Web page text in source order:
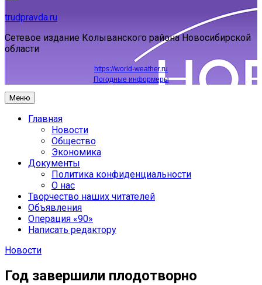
trudpravda.ru
Сетевое издание Колыванского района Новосибирской
области
https://world-weather.ru
Погодные информеры
Меню
Главная
Новости
Общество
Экономика
Документы
Политика конфиденциальности
О нас
Творчество наших читателей
Объявления
Операция «90»
Написать редактору
Новости
Год завершили плодотворно